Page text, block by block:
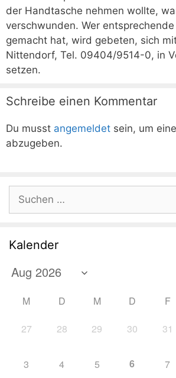
der Handtasche nehmen wollte,
verschwunden. Wer
gemacht hat, wird gebeten, sich
Nittendorf, Tel. 09404/9514-0, in
setzen.
Schreibe einen Kommentar
Du musst angemeldet sein, um
abzugeben.
nach:
Kalender
M D M D F
27 28 29 30 31
3 4 5 6 7